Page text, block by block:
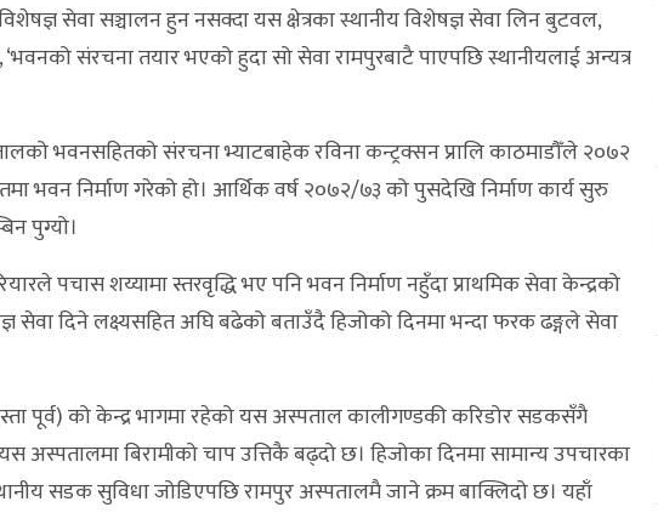
सेवा सञ्चालन हुन नसक्दा यस क्षेत्रका स्थानीय विशेषज्ञ सेवा लिन बुटवल,
संरचना तयार भएको हुदा सो सेवा रामपुरबाटै पाएपछि स्थानीयलाई अन्यत्र
भवनसहितको संरचना भ्याटबाहेक रविना कन्ट्रक्सन प्रालि काठमाडौँले २०७२
भवन निर्माण गरेको हो। आर्थिक वर्ष २०७२/७३ को पुसदेखि निर्माण कार्य सुरु
पुग्यो।
पचास शय्यामा स्तरवृद्धि भए पनि भवन निर्माण नहुँदा प्राथमिक सेवा केन्द्रको
सेवा दिने लक्ष्यसहित अघि बढेको बताउँदै हिजोको दिनमा भन्दा फरक ढङ्गले सेवा
पूर्व) को केन्द्र भागमा रहेको यस अस्पताल कालीगण्डकी करिडोर सडकसँगै
बिरामीको चाप उत्तिकै बढ्दो छ। हिजोका दिनमा सामान्य उपचारका
सडक सुविधा जोडिएपछि रामपुर अस्पतालमै जाने क्रम बाक्लिदो छ। यहाँ